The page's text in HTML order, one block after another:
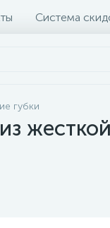
Система
губки